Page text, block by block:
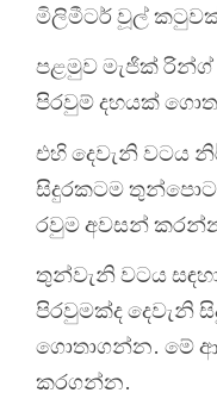
මිලිමීටර් වූල්
පළමුව මැජික්
පිරවුම් දහයක්
එහි දෙවැනි වටය
සිදුරකටම තුන්පොට
රවුම අවසන්
තුන්වැනි වටය
පිරවුමක්ද දෙවැනි
ගොතාගන්න. මේ
කරගන්න.